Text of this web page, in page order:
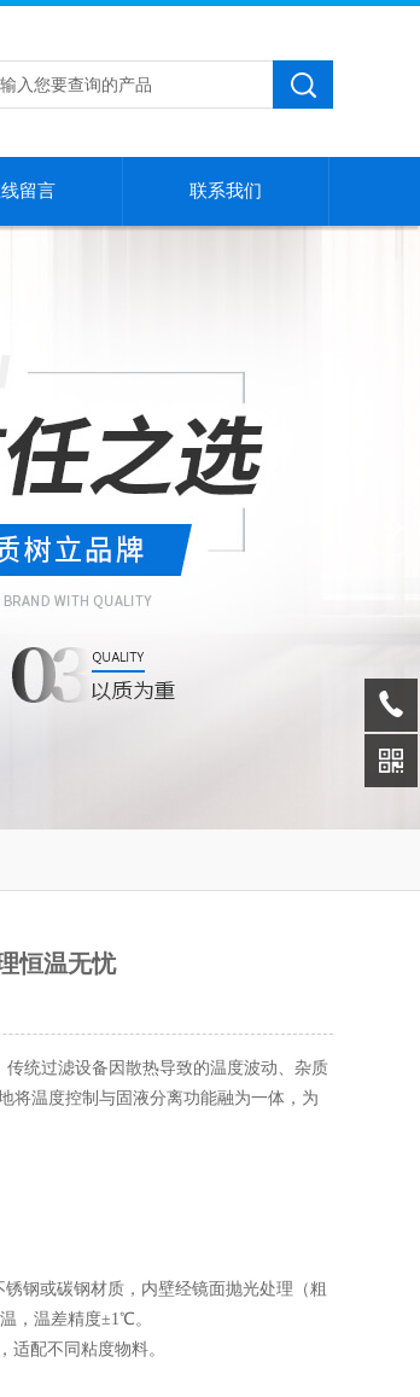
留言 联系我们
恒温无忧
统过滤设备因散热导致的温度波动、杂质
将温度控制与固液分离功能融为一体，为
钢或碳钢材质，内壁经镜面抛光处理（粗
，温差精度±1℃。
配不同粘度物料。